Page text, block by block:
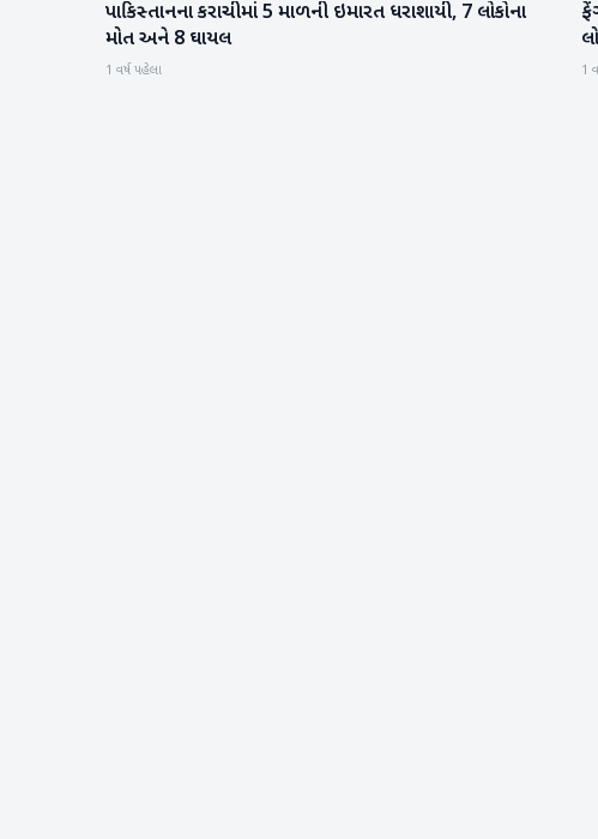
આંતરરાષ્ટ્રીય
પાકિસ્તાનના કરાચીમાં 5 માળની ઇમારત ધરાશાયી, 7 લોકોના
મોત અને 8 ઘાયલ
1 વર્ષ પહેલા 1